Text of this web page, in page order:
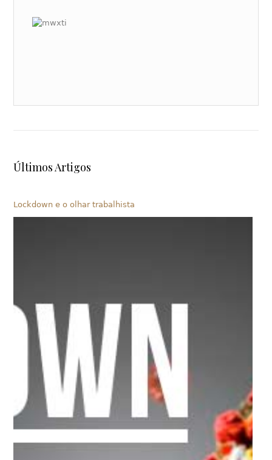
Últimos Artigos
Lockdown e o olhar trabalhista